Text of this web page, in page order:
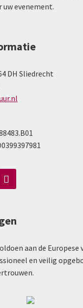
evenement.
DH Sliedrecht
aan de
en veilig